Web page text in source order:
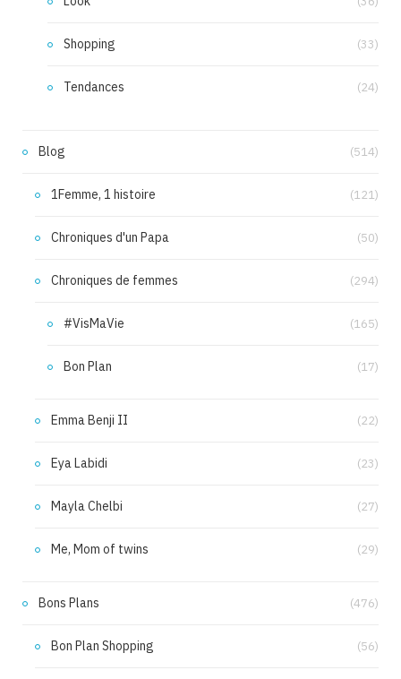
Shopping (33)
Tendances (24)
Blog (514)
1Femme, 1 histoire (121)
Chroniques d'un Papa (50)
Chroniques de femmes (294)
#VisMaVie (165)
Bon Plan (17)
Emma Benji II (22)
Eya Labidi (23)
Mayla Chelbi (27)
Me, Mom of twins (29)
Bons Plans (476)
Bon Plan Shopping (56)